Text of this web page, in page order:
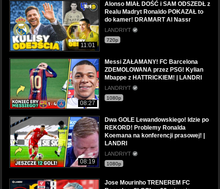
11:01
Alonso MIAŁ DOŚĆ i SAM ODSZEDŁ z
Realu Madryt Ronaldo POKAZAŁ to
do kamer! DRAMART Al Nassr
LANDRIYT
720p
08:27
Messi ZAŁAMANY! FC Barcelona
ZDEMOLOWANA przez PSG! Kylian
Mbappe z HATTRICKIEM! | LANDRI
LANDRIYT
1080p
08:19
Dwa GOLE Lewandowskiego! Idzie po
REKORD! Problemy Ronalda
Koemana na konferencji prasowej! |
LANDRI
LANDRIYT
1080p
Jose Mourinho TRENEREM FC